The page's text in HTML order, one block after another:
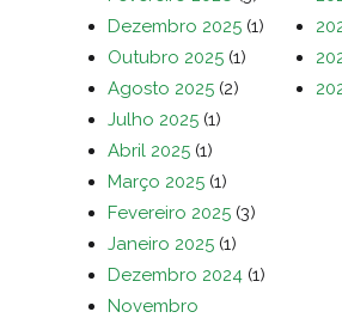
Dezembro 2025 (1)
Outubro 2025 (1)
Agosto 2025 (2)
Julho 2025 (1)
Abril 2025 (1)
Março 2025 (1)
Fevereiro 2025 (3)
Janeiro 2025 (1)
Dezembro 2024 (1)
Novembro